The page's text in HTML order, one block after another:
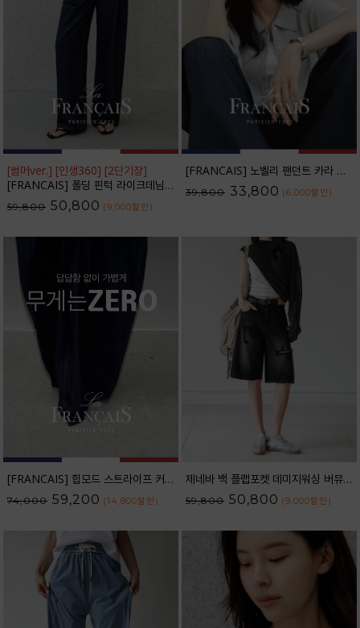
[썸머ver.] [인생360] [2단기장]
[FRANCAIS] 폴딩 핀턱 라이크데님 와이드 팬츠(여름VER.)_F6H444PT
59,800 50,800 (9,000할인 )
[FRANCAIS] 노벨리 팬던트 카라 니트 가디건_F6S254CA
39,800 33,800 (6,000할인 )
[FRANCAIS] 힙모드 스트라이프 커브라인 와이드 데님팬츠_62DP2584
74,000 59,200 (14,800할인 )
제네바 백 플랩포켓 데미지워싱 버뮤다 데님 팬츠_62PT2564
59,800 50,800 (9,000할인 )